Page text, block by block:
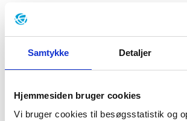
Samtykke Detaljer
Hjemmesiden bruger cookies
Vi bruger cookies til besøgsstatistik og
bitter smag i munden –
forsøge at elske med et
man havde muligheden
med en varm og
Sandheden var stadig